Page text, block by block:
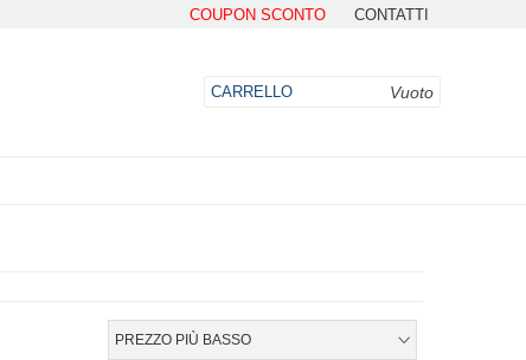
COUPON SCONTO CONTATTI
CARRELLO Vuoto
PREZZO PIÙ BASSO